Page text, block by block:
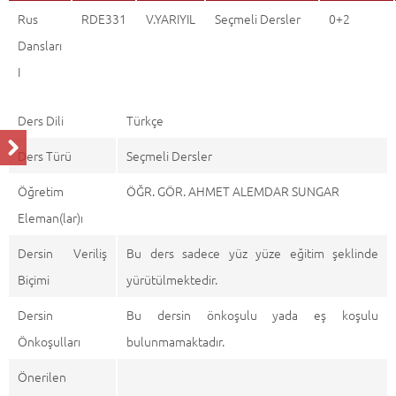
Rus
Dansları
I
RDE331 V.YARIYIL Seçmeli Dersler 0+2
Ders Dili
Türkçe
Ders Türü
Seçmeli Dersler
Öğretim
Eleman(lar)ı
ÖĞR. GÖR. AHMET ALEMDAR SUNGAR
Dersin Veriliş
Biçimi
Bu ders sadece yüz yüze eğitim şeklinde
yürütülmektedir.
Dersin
Önkoşulları
Bu dersin önkoşulu yada eş koşulu
bulunmamaktadır.
Önerilen